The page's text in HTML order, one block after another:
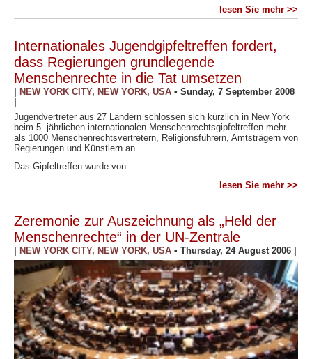
lesen Sie mehr >>
Internationales Jugendgipfeltreffen fordert,
dass Regierungen grundlegende
Menschenrechte in die Tat umsetzen
NEW YORK CITY, NEW YORK, USA • Sunday, 7 September 2008
Jugendvertreter aus 27 Ländern schlossen sich kürzlich in New York
beim 5. jährlichen internationalen Menschenrechtsgipfeltreffen mehr
als 1000 Menschenrechtsvertretern, Religionsführern, Amtsträgern von
Regierungen und Künstlern an.
Das Gipfeltreffen wurde von...
lesen Sie mehr >>
Zeremonie zur Auszeichnung als „Held der
Menschenrechte“ in der UN-Zentrale
NEW YORK CITY, NEW YORK, USA • Thursday, 24 August 2006